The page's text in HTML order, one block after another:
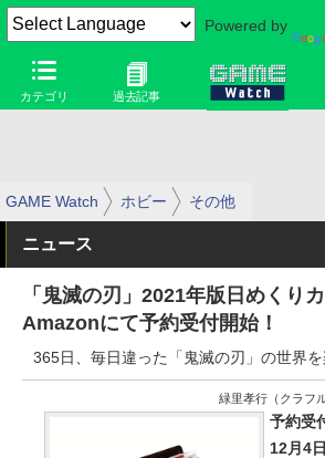
Powered by
カテゴリ 過去記事
GAME Watch ホビー その他
ニュース
「鬼滅の刃」2021年版日めくり
Amazonにて予約受付開始！
365日、毎日違った「鬼滅の刃」の世界を
緑里孝行（クラフル
予約受
12月4